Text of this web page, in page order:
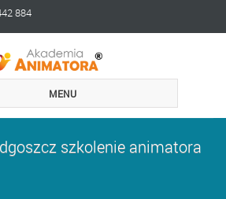
884
MENU
szkolenie animatora